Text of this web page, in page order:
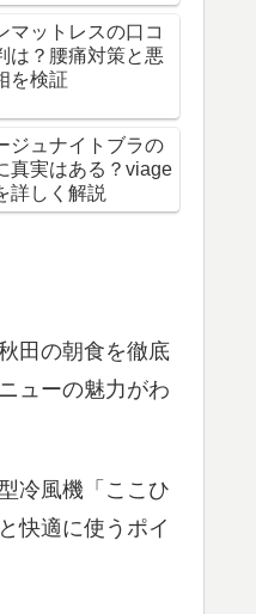
マットレスの口コ
は？腰痛対策と悪
を検証
ジュナイトブラの
真実はある？viage
詳しく解説
田の朝食を徹底
ューの魅力がわ
冷風機「ここひ
快適に使うポイ